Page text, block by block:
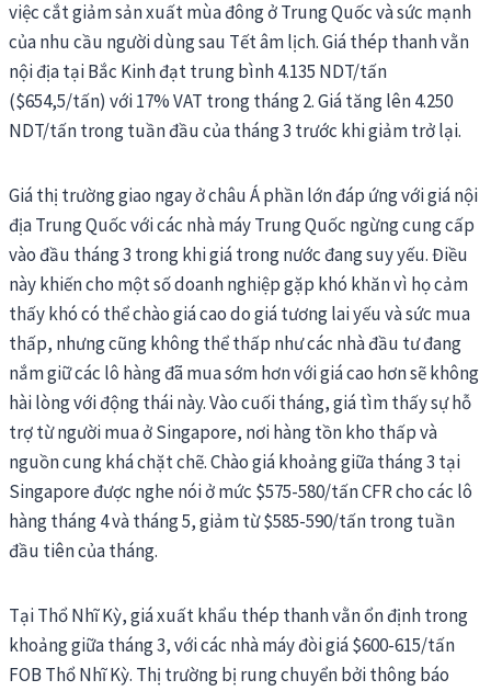
việc cắt giảm sản xuất mùa đông ở Trung Quốc và sức mạnh
của nhu cầu người dùng sau Tết âm lịch. Giá thép thanh vằn
nội địa tại Bắc Kinh đạt trung bình 4.135 NDT/tấn
($654,5/tấn) với 17% VAT trong tháng 2. Giá tăng lên 4.250
NDT/tấn trong tuần đầu của tháng 3 trước khi giảm trở lại.
Giá thị trường giao ngay ở châu Á phần lớn đáp ứng với giá nội
địa Trung Quốc với các nhà máy Trung Quốc ngừng cung cấp
vào đầu tháng 3 trong khi giá trong nước đang suy yếu. Điều
này khiến cho một số doanh nghiệp gặp khó khăn vì họ cảm
thấy khó có thể chào giá cao do giá tương lai yếu và sức mua
thấp, nhưng cũng không thể thấp như các nhà đầu tư đang
nắm giữ các lô hàng đã mua sớm hơn với giá cao hơn sẽ không
hài lòng với động thái này. Vào cuối tháng, giá tìm thấy sự hỗ
trợ từ người mua ở Singapore, nơi hàng tồn kho thấp và
nguồn cung khá chặt chẽ. Chào giá khoảng giữa tháng 3 tại
Singapore được nghe nói ở mức $575-580/tấn CFR cho các lô
hàng tháng 4 và tháng 5, giảm từ $585-590/tấn trong tuần
đầu tiên của tháng.
Tại Thổ Nhĩ Kỳ, giá xuất khẩu thép thanh vằn ổn định trong
khoảng giữa tháng 3, với các nhà máy đòi giá $600-615/tấn
FOB Thổ Nhĩ Kỳ. Thị trường bị rung chuyển bởi thông báo